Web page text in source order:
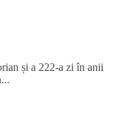
și a 222-a zi în anii